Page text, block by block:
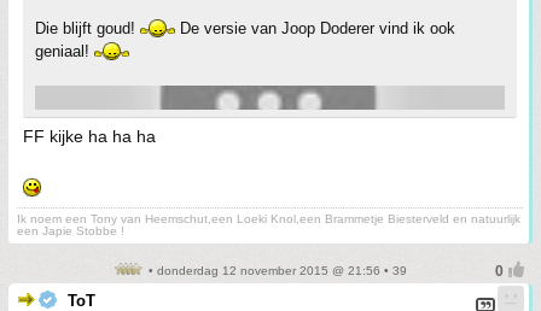
Die blijft goud!
De versie van Joop Doderer vind ik ook
geniaal!
FF kijke ha ha ha
Ik noem een Tony van Heemschut,een Loeki Knol,een Brammetje Biesterveld en natuurlijk
een Japie Stobbe !
• donderdag 12 november 2015 @ 21:56 • 39
ToT